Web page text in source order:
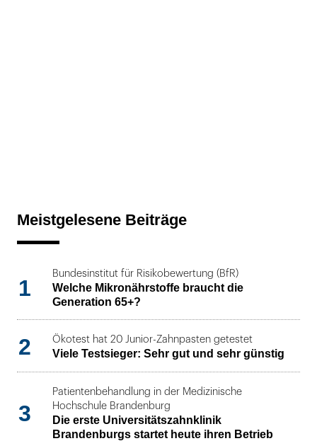
Meistgelesene Beiträge
1
Bundesinstitut für Risikobewertung (BfR)
Welche Mikronährstoffe braucht die
Generation 65+?
2 Ökotest hat 20 Junior-Zahnpasten getestet
Viele Testsieger: Sehr gut und sehr günstig
3
Patientenbehandlung in der Medizinische
Hochschule Brandenburg
Die erste Universitätszahnklinik
Brandenburgs startet heute ihren Betrieb